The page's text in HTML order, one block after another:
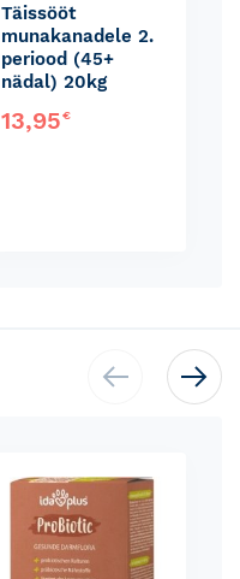
Täissööt
munakanadele 2.
periood (45+
nädal) 20kg
13,95€